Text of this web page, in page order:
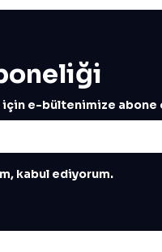
için e-bültenimize abone
kabul ediyorum.